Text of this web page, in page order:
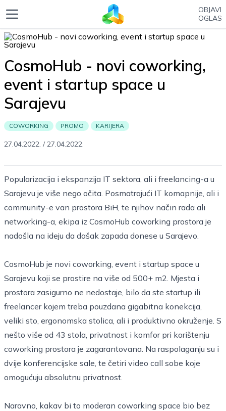
OBJAVI
OGLAS
CosmoHub - novi coworking,
event i startup space u
Sarajevu
COWORKING PROMO KARIJERA
27.04.2022. /27.04.2022.
Popularizacija i ekspanzija IT sektora, ali i freelancing-a u
Sarajevu je više nego očita. Posmatrajući IT komapnije, ali i
community-e van prostora BiH, te njihov način rada ali
networking-a, ekipa iz CosmoHub coworking prostora je
nadošla na ideju da dašak zapada donese u Sarajevo.
CosmoHub je novi coworking, event i startup space u
Sarajevu koji se prostire na više od 500+ m2. Mjesta i
prostora zasigurno ne nedostaje, bilo da ste startup ili
freelancer kojem treba pouzdana gigabitna konekcija,
veliki sto, ergonomska stolica, ali i produktivno okruženje. S
nešto više od 43 stola, privatnost i komfor pri korištenju
coworking prostora je zagarantovana. Na raspolaganju su i
dvije konferencijske sale, te četiri video call sobe koje
omogućuju absolutnu privatnost.
Naravno, kakav bi to moderan coworking space bio bez